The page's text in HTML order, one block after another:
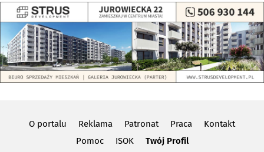
O portalu Reklama Patronat Praca
Kontakt
Pomoc
ISOK Twój Profil